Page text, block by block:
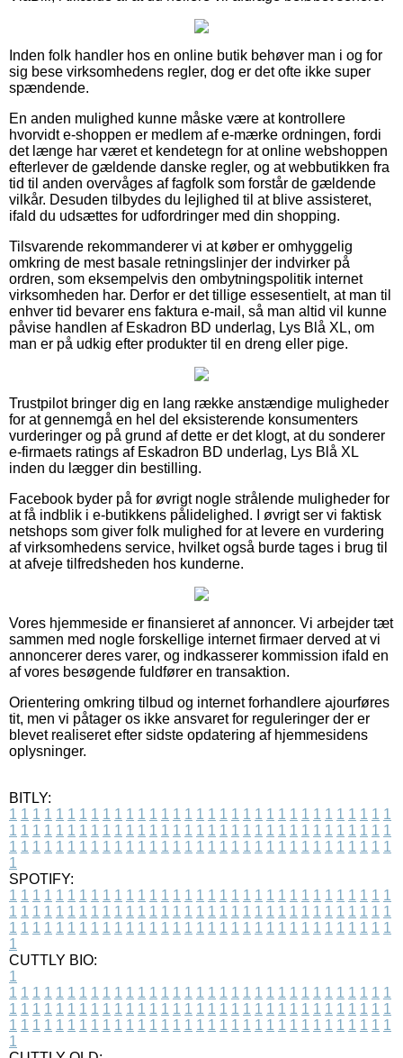
Inden folk handler hos en online butik behøver man i og for
sig bese virksomhedens regler, dog er det ofte ikke super
spændende.
En anden mulighed kunne måske være at kontrollere
hvorvidt e-shoppen er medlem af e-mærke ordningen, fordi
det længe har været et kendetegn for at online webshoppen
efterlever de gældende danske regler, og at webbutikken fra
tid til anden overvåges af fagfolk som forstår de gældende
vilkår. Desuden tilbydes du lejlighed til at blive assisteret,
ifald du udsættes for udfordringer med din shopping.
Tilsvarende rekommanderer vi at køber er omhyggelig
omkring de mest basale retningslinjer der indvirker på
ordren, som eksempelvis den ombytningspolitik internet
virksomheden har. Derfor er det tillige essesentielt, at man til
enhver tid bevarer ens faktura e-mail, så man altid vil kunne
påvise handlen af Eskadron BD underlag, Lys Blå XL, om
man er på udkig efter produkter til en dreng eller pige.
Trustpilot bringer dig en lang række anstændige muligheder
for at gennemgå en hel del eksisterende konsumenters
vurderinger og på grund af dette er det klogt, at du sonderer
e-firmaets ratings af Eskadron BD underlag, Lys Blå XL
inden du lægger din bestilling.
Facebook byder på for øvrigt nogle strålende muligheder for
at få indblik i e-butikkens pålidelighed. I øvrigt ser vi faktisk
netshops som giver folk mulighed for at levere en vurdering
af virksomhedens service, hvilket også burde tages i brug til
at afveje tilfredsheden hos kunderne.
Vores hjemmeside er finansieret af annoncer. Vi arbejder tæt
sammen med nogle forskellige internet firmaer derved at vi
annoncerer deres varer, og indkasserer kommission ifald en
af vores besøgende fuldfører en transaktion.
Orientering omkring tilbud og internet forhandlere ajourføres
tit, men vi påtager os ikke ansvaret for reguleringer der er
blevet realiseret efter sidste opdatering af hjemmesidens
oplysninger.
BITLY:
1 1 1 1 1 1 1 1 1 1 1 1 1 1 1 1 1 1 1 1 1 1 1 1 1 1 1 1 1 1 1 1 1
1 1 1 1 1 1 1 1 1 1 1 1 1 1 1 1 1 1 1 1 1 1 1 1 1 1 1 1 1 1 1 1 1
1 1 1 1 1 1 1 1 1 1 1 1 1 1 1 1 1 1 1 1 1 1 1 1 1 1 1 1 1 1 1 1 1
1
SPOTIFY:
1 1 1 1 1 1 1 1 1 1 1 1 1 1 1 1 1 1 1 1 1 1 1 1 1 1 1 1 1 1 1 1 1
1 1 1 1 1 1 1 1 1 1 1 1 1 1 1 1 1 1 1 1 1 1 1 1 1 1 1 1 1 1 1 1 1
1 1 1 1 1 1 1 1 1 1 1 1 1 1 1 1 1 1 1 1 1 1 1 1 1 1 1 1 1 1 1 1 1
1
CUTTLY BIO:
1
1 1 1 1 1 1 1 1 1 1 1 1 1 1 1 1 1 1 1 1 1 1 1 1 1 1 1 1 1 1 1 1 1
1 1 1 1 1 1 1 1 1 1 1 1 1 1 1 1 1 1 1 1 1 1 1 1 1 1 1 1 1 1 1 1 1
1 1 1 1 1 1 1 1 1 1 1 1 1 1 1 1 1 1 1 1 1 1 1 1 1 1 1 1 1 1 1 1 1
1